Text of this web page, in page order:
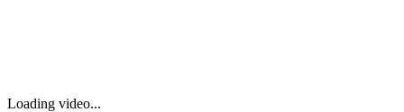
Loading video...